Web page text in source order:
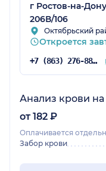
г Ростов-на-
206В/106
Октябрьский
Откроется
+7 (863) 276-88-47
Анализ крови
от 182 ₽
Оплачивается
Забор крови